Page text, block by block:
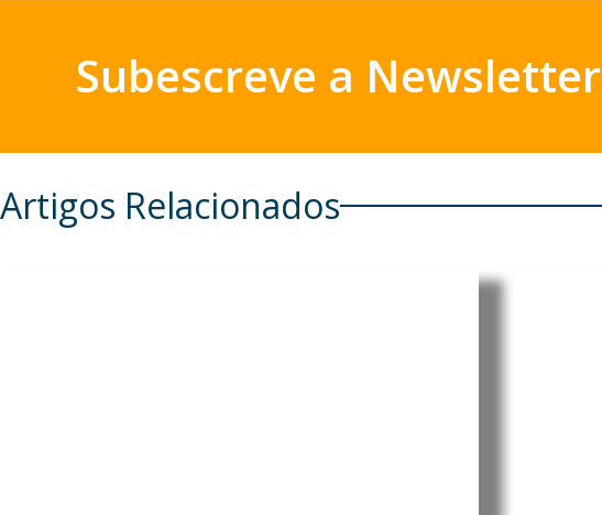
Subescreve a Newsletter
Artigos Relacionados